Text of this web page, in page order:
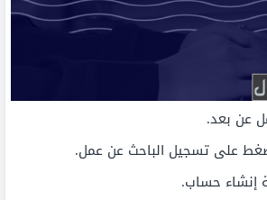
عن بعد.
على تسجيل الباحث عن عمل.
حساب.